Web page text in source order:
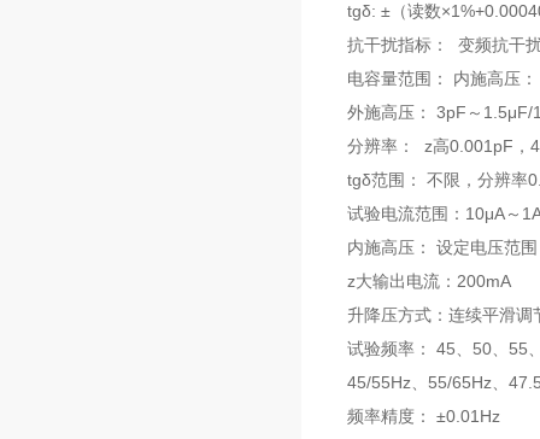
tgδ: ±（读数
抗干扰指标： 变频抗干
电容量范围： 内施高压
外施高压： 3pF～
分辨率： z高0.001pF，
tgδ范围： 不限，分辨率
试验电流范围：10μA～
内施高压： 设定电压范
z大输出电流：200mA
升降压方式：连续平滑调
试验频率： 45、50、55
45/55Hz、55/65Hz、
频率精度： ±0.01Hz